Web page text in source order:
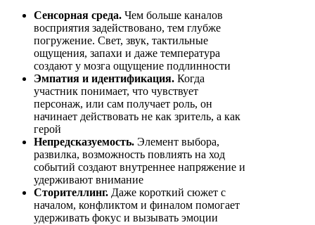
Сенсорная среда. Чем больше каналов
восприятия задействовано, тем глубже
погружение. Свет, звук, тактильные
ощущения, запахи и даже температура
создают у мозга ощущение подлинности
Эмпатия и идентификация. Когда
участник понимает, что чувствует
персонаж, или сам получает роль, он
начинает действовать не как зритель, а как
герой
Непредсказуемость. Элемент выбора,
развилка, возможность повлиять на ход
событий создают внутреннее напряжение и
удерживают внимание
Сторителлинг. Даже короткий сюжет с
началом, конфликтом и финалом помогает
удерживать фокус и вызывать эмоции